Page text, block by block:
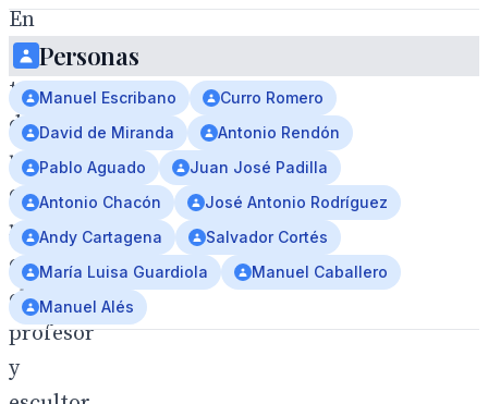
En
el
transcurso
de
una
entrevista
mantenida
con
el
profesor
y
Personas
Manuel Escribano
Curro Romero
David de Miranda
Antonio Rendón
Pablo Aguado
Juan José Padilla
Antonio Chacón
José Antonio Rodríguez
Andy Cartagena
Salvador Cortés
María Luisa Guardiola
Manuel Caballero
Manuel Alés